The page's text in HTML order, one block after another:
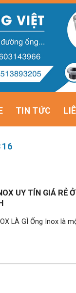
TIN TỨC
UY TÍN GIÁ RẺ
LÀ GÌ Ống Inox là